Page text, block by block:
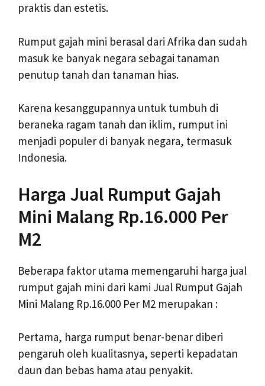
praktis dan estetis.
Rumput gajah mini berasal dari Afrika dan sudah
masuk ke banyak negara sebagai tanaman
penutup tanah dan tanaman hias.
Karena kesanggupannya untuk tumbuh di
beraneka ragam tanah dan iklim, rumput ini
menjadi populer di banyak negara, termasuk
Indonesia.
Harga Jual Rumput Gajah
Mini Malang Rp.16.000 Per
M2
Beberapa faktor utama memengaruhi harga jual
rumput gajah mini dari kami Jual Rumput Gajah
Mini Malang Rp.16.000 Per M2 merupakan :
Pertama, harga rumput benar-benar diberi
pengaruh oleh kualitasnya, seperti kepadatan
daun dan bebas hama atau penyakit.